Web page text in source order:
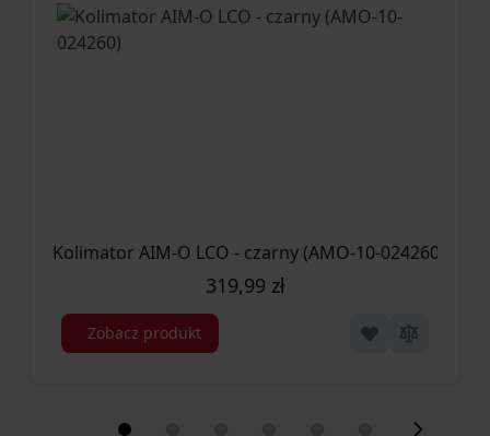
Kolimator AIM-O LCO - czarny (AMO-10-024260)
319,99 zł
Zobacz produkt